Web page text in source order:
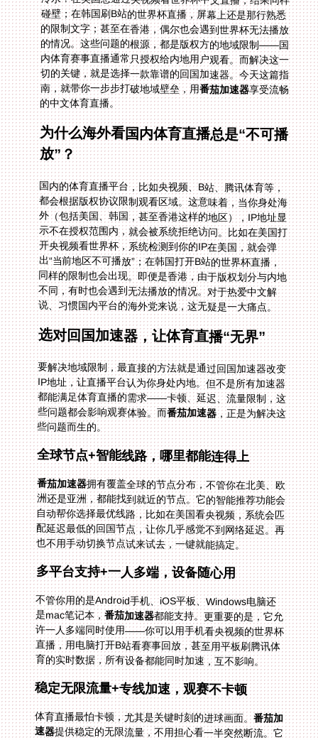
南，就带你一步步打破地域壁垒，用番茄加速器享受流畅
的中文体育直播。
为什么海外看国内体育直播总是“不可播
放”？
国内的体育直播平台，比如央视频、B站、腾讯体育等，
都会根据版权协议限制观看区域。这意味着，当你身处海
外（包括美国、韩国，甚至香港这样的地区），IP地址显
示不在授权范围内，就会被系统拒绝访问。比如在美国打
开央视频看世界杯，系统检测到你的IP在美国，就会弹
出“当前地区不可播放”；在韩国打开B站的世界杯直播，
同样的限制也会出现。即便是香港，由于版权划分与内地
不同，有时也会遇到无法播放的情况。对于热爱中文解
说、习惯国内平台的海外党来说，这无疑是一大痛点。
选对回国加速器，让体育直播“无界”
要解决地域限制，最直接的方法就是通过回国加速器改变
IP地址，让直播平台认为你身处内地。但不是所有加速器
都能满足体育直播的需求——卡顿、延迟、流量限制，这
些问题都会影响观赛体验。而番茄加速器，正是为解决这
些问题而生的。
全球节点+智能线路，哪里都能连得上
番茄加速器拥有覆盖全球的节点分布，不管你在北美、欧
洲还是亚洲，都能找到就近的节点。它的智能推荐功能会
自动帮你选择最优线路，比如在美国看央视频，系统会匹
配延迟最低的回国节点，让你几乎感觉不到网络延迟。再
也不用手动切换节点试来试去，一键就能搞定。
多平台支持+一人多端，设备随心用
不管你用的是Android手机、iOS平板、Windows电脑还
是mac笔记本，番茄加速器都能支持。更重要的是，它允
许一人多端同时使用——你可以用手机看央视频的世界杯
直播，用电脑打开B站看赛事回放，甚至用平板刷腾讯体
育的实时数据，所有设备都能同时加速，互不影响。
稳定无限流量+专线加速，观赛不卡顿
体育直播最怕卡顿，尤其是关键时刻的进球画面。番茄加
速器提供稳定的无限流量，不用担心看一半突然断流。它
的智能分流技术会优先保障直播流量，精选的回国影音、
游戏加速专线，加上独享的100M带宽，让你看4K高清直
播也能流畅到底。比如在韩国看B站的世界杯中文直播，